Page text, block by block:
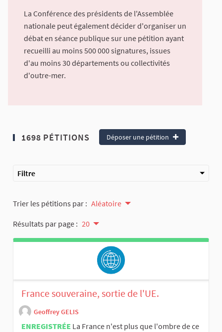
La Conférence des présidents de l'Assemblée
nationale peut également décider d'organiser un
débat en séance publique sur une pétition ayant
recueilli au moins 500 000 signatures, issues
d'au moins 30 départements ou collectivités
d'outre-mer.
1698 PÉTITIONS Déposer une pétition
Filtre
Trier les pétitions par : Aléatoire
Résultats par page : 20
France souveraine, sortie de l'UE.
Geoffrey GELIS
ENREGISTRÉE La France n'est plus que l'ombre de ce